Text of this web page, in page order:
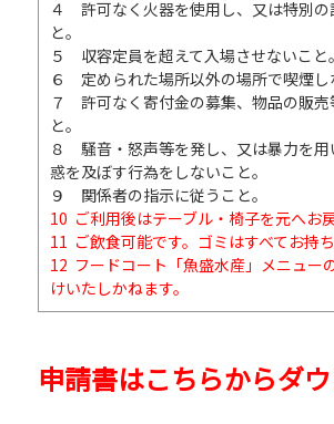
４ 許可なく火器を使用し、又は特別の
と。
５ 収容定員を超えて入場させないこと。
６ 定められた場所以外の場所で喫煙し
７ 許可なく寄付金の募集、物品の販売
と。
８ 騒音・怒声等を発し、又は暴力を用
惑を及ぼす行為をしないこと。
９ 関係者の指示に従うこと。
10 ご利用後はテーブル・椅子を元へお
11 ご飲食可能です。ゴミはすべてお持
12 フードコート「魚盛水産」メニュー
けいたしかねます。
申請書はこちらからダ